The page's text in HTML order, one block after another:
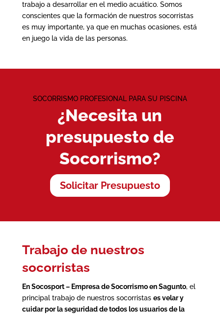
trabajo a desarrollar en el medio acuático. Somos
conscientes que la formación de nuestros socorristas
es muy importante, ya que en muchas ocasiones, está
en juego la vida de las personas.
SOCORRISMO PROFESIONAL PARA SU PISCINA
¿Necesita un
presupuesto de
Socorrismo?
Solicitar Presupuesto
Trabajo de nuestros
socorristas
En Socosport – Empresa de Socorrismo en Sagunto, el
principal trabajo de nuestros socorristas es velar y
cuidar por la seguridad de todos los usuarios de la